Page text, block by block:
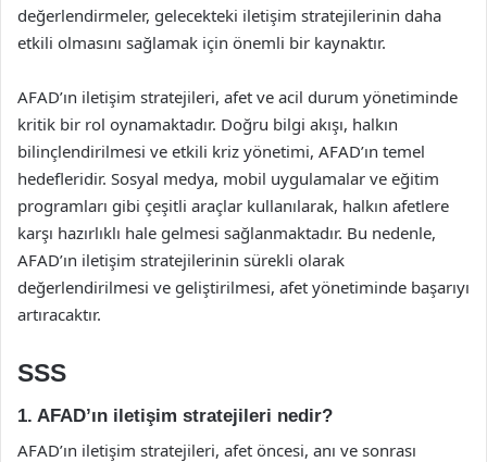
değerlendirmeler, gelecekteki iletişim stratejilerinin daha
etkili olmasını sağlamak için önemli bir kaynaktır.
AFAD’ın iletişim stratejileri, afet ve acil durum yönetiminde
kritik bir rol oynamaktadır. Doğru bilgi akışı, halkın
bilinçlendirilmesi ve etkili kriz yönetimi, AFAD’ın temel
hedefleridir. Sosyal medya, mobil uygulamalar ve eğitim
programları gibi çeşitli araçlar kullanılarak, halkın afetlere
karşı hazırlıklı hale gelmesi sağlanmaktadır. Bu nedenle,
AFAD’ın iletişim stratejilerinin sürekli olarak
değerlendirilmesi ve geliştirilmesi, afet yönetiminde başarıyı
artıracaktır.
SSS
1. AFAD’ın iletişim stratejileri nedir?
AFAD’ın iletişim stratejileri, afet öncesi, anı ve sonrası